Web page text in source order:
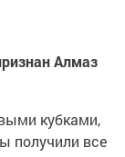
Алмаз
кубками,
получили все